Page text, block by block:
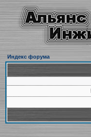
Индекс форума